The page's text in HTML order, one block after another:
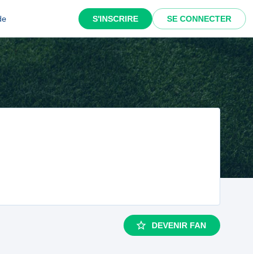
S'INSCRIRE SE CONNECTER
DEVENIR FAN